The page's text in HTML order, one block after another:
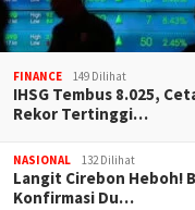
FINANCE 149 Dilihat
IHSG Tembus 8.025,
Rekor Tertinggi…
NASIONAL 132 Dilihat
Langit Cirebon Heboh!
Konfirmasi Du…